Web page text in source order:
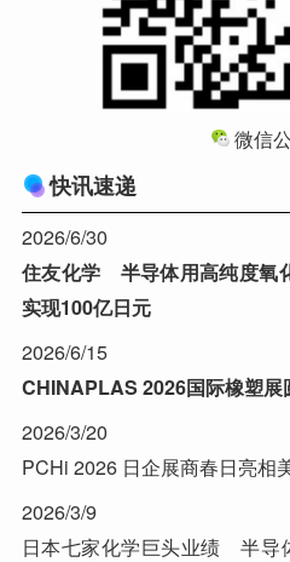
微信
快讯速递
2026/6/30
住友化学 半导体用高纯度氧
实现100亿日元
2026/6/15
CHINAPLAS 2026国际橡塑展
2026/3/20
PCHi 2026 日企展商春日亮相
2026/3/9
日本七家化学巨头业绩 半